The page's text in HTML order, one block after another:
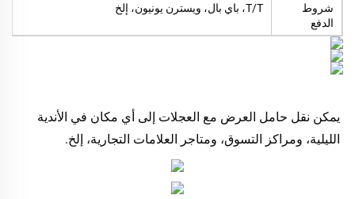
شروط
الدفع
T/T، باي بال، ويسترن يونيون، إلخ
الليلية، ومراكز التسوق، ومتاجر العلامات التجارية، إلخ.